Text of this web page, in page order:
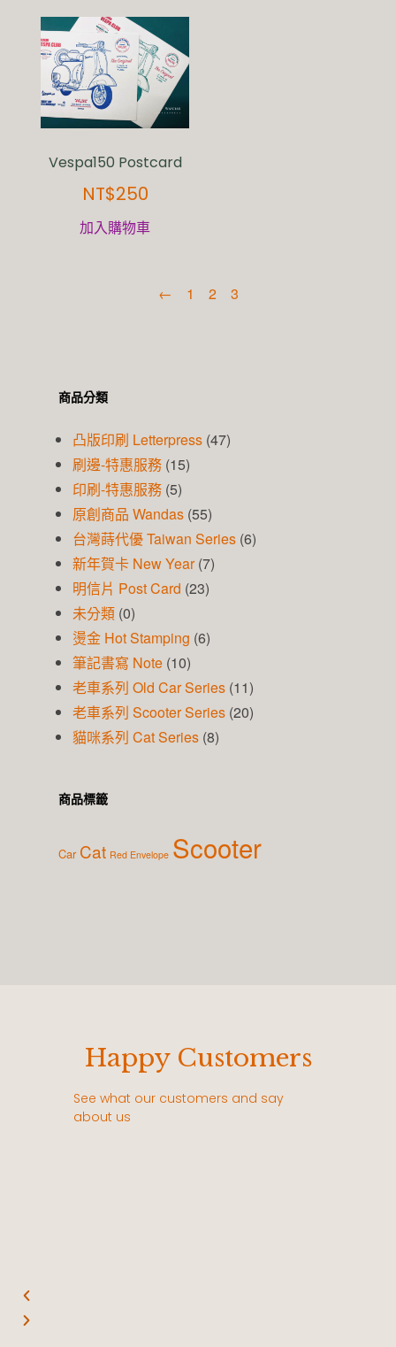
Vespa150 Postcard
NT$250
加入購物車
← 1 2 3
商品分類
凸版印刷 Letterpress (47)
刷邊-特惠服務 (15)
印刷-特惠服務 (5)
原創商品 Wandas (55)
台灣蒔代優 Taiwan Series (6)
新年賀卡 New Year (7)
明信片 Post Card (23)
未分類 (0)
燙金 Hot Stamping (6)
筆記書寫 Note (10)
老車系列 Old Car Series (11)
老車系列 Scooter Series (20)
貓咪系列 Cat Series (8)
商品標籤
Car Cat Red Envelope Scooter
Happy Customers
See what our customers and say
about us